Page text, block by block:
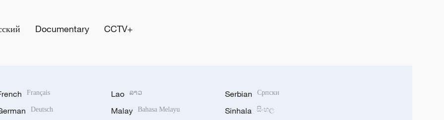
Documentary CCTV+
Français
Deutsch
Lao ລາວ
Malay Bahasa Melayu
Serbian Српски
Sinhala සිංහල